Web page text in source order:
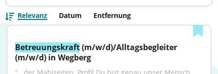
Relevanz Datum Entfernung
Betreuungskraft (m/w/d)/Alltagsbegleiter
(m/w/d) in Wegberg